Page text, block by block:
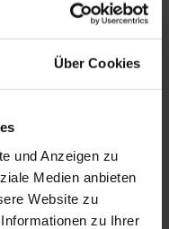
Über Cookies
und Anzeigen zu
Medien anbieten
Website zu
zu Ihrer